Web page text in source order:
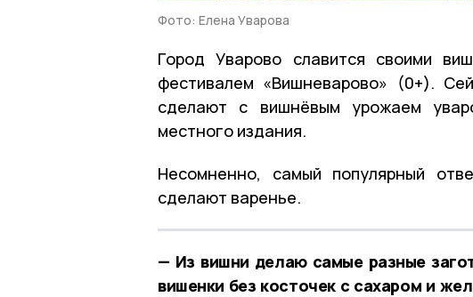
Фото: Елена Уварова
Город Уварово славится своими
фестивалем «Вишневарово» (0+).
сделают с вишнёвым урожаем
местного издания.
Несомненно, самый популярный
сделают варенье.
— Из вишни делаю самые разные
вишенки без косточек с сахаром и